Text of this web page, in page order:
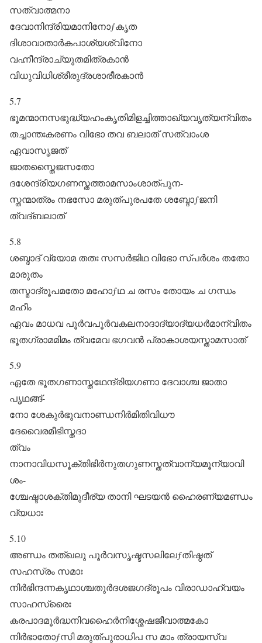
സത്വാത്മനാ
ദേവാനിന്ദ്രിയമാനിനോƒകൃത
ദിശാവാതാർകപാശ്യശ്വിനോ
വഹ്നീന്ദ്രാച്യുതമിത്രകാൻ
വിധുവിധിശ്രീരുദ്രശാരീരകാൻ
5.7
ഭൂമന്മാനസഭുദ്ധ്യഹംകൃതിമിളച്ചിത്താഖ്യവൃത്യന്വിതം
തച്ചാന്തഃകരണം വിഭോ തവ ബലാത്‌ സത്വാംശ
ഏവാസൃജത്‌
ജാതസ്തൈജസതോ
ദശേന്ദ്രിയഗണസ്തത്താമസാംശാത്പുന-
സ്തന്മാത്രം നഭസോ മരുത്പുരപതേ ശബ്ദോƒജനി
ത്വദ്ബലാത്‌
5.8
ശബ്ദാദ്‌ വ്യോമ തതഃ സസർജിഥ വിഭോ സ്പർശം തതോ
മാരുതം
തസ്മാദ്രൂപമതോ മഹോƒഥ ച രസം തോയം ച ഗന്ധം
മഹീം
ഏവം മാധവ പൂർവപൂർവകലനാദാദ്യാദ്യധർമാന്വിതം
ഭൂതഗ്രാമമിമം ത്വമേവ ഭഗവൻ പ്രാകാശയസ്താമസാത്‌
5.9
ഏതേ ഭൂതഗണാസ്തഥേന്ദ്രിയഗണാ ദേവാശ്ച ജാതാ
പൃഥങ്ങ്‌-
നോ ശേകുർഭുവനാണ്ഡനിർമിതിവിധൗ
ദേവൈരമീഭിസ്തദാ
ത്വം
നാനാവിധസൂക്തിഭിർനുതഗുണസ്തത്വാന്യമൂന്യാവി
ശം-
ശ്ചേഷ്ടാശക്തിമുദീര്യ താനി ഘടയൻ ഹൈരണ്യമണ്ഡം
വ്യധാഃ
5.10
അണ്ഡം തത്ഖലു പൂർവസൃഷ്ടസലിലേƒതിഷ്ഠത്‌
സഹസ്രം സമാഃ
നിർഭിന്ദന്നകൃഥാശ്ചതുർദശജഗദ്രൂപം വിരാഡാഹ്വയം
സാഹസ്രൈഃ
കരപാദമൂർദ്ധനിവഹൈർനിശ്ശേഷജീവാത്മകോ
നിർഭാതോƒസി മരുത്പുരാധിപ സ മാം ത്രായസ്വ